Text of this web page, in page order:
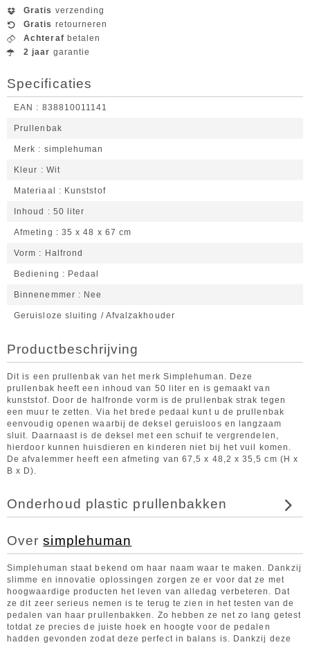
Gratis verzending
Gratis retourneren
Achteraf betalen
2 jaar garantie
Specificaties
EAN 838810011141
Prullenbak
Merk simplehuman
Kleur Wit
Materiaal Kunststof
Inhoud 50 liter
Afmeting 35 x 48 x 67 cm
Vorm Halfrond
Bediening Pedaal
Binnenemmer Nee
Geruisloze sluiting / Afvalzakhouder
Productbeschrijving
Dit is een prullenbak van het merk Simplehuman. Deze
prullenbak heeft een inhoud van 50 liter en is gemaakt van
kunststof. Door de halfronde vorm is de prullenbak strak tegen
een muur te zetten. Via het brede pedaal kunt u de prullenbak
eenvoudig openen waarbij de deksel geruisloos en langzaam
sluit. Daarnaast is de deksel met een schuif te vergrendelen,
hierdoor kunnen huisdieren en kinderen niet bij het vuil komen.
De afvalemmer heeft een afmeting van 67,5 x 48,2 x 35,5 cm (H x
B x D).
Onderhoud plastic prullenbakken
Oversimplehuman
Simplehuman staat bekend om haar naam waar te maken. Dankzij
slimme en innovatie oplossingen zorgen ze er voor dat ze met
hoogwaardige producten het leven van alledag verbeteren. Dat
ze dit zeer serieus nemen is te terug te zien in het testen van de
pedalen van haar prullenbakken. Zo hebben ze net zo lang getest
totdat ze precies de juiste hoek en hoogte voor de pedalen
hadden gevonden zodat deze perfect in balans is. Dankzij deze